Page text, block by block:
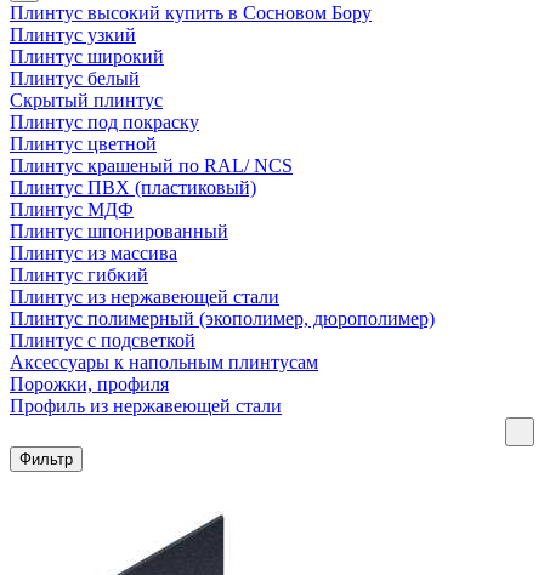
Плинтус высокий купить в Сосновом Бору
Плинтус узкий
Плинтус широкий
Плинтус белый
Скрытый плинтус
Плинтус под покраску
Плинтус цветной
Плинтус крашеный по RAL/ NCS
Плинтус ПВХ (пластиковый)
Плинтус МДФ
Плинтус шпонированный
Плинтус из массива
Плинтус гибкий
Плинтус из нержавеющей стали
Плинтус полимерный (экополимер, дюрополимер)
Плинтус с подсветкой
Аксессуары к напольным плинтусам
Порожки, профиля
Профиль из нержавеющей стали
Фильтр